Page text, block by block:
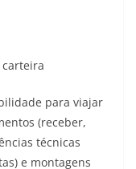
para viajar
(receber,
técnicas
e montagens